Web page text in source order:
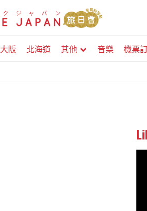
大阪 北海道 其他 音樂 機票